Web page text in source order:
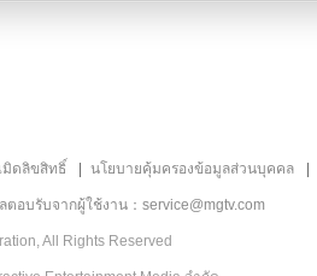
มิดลิขสิทธิ์ นโยบายคุ้มครองข้อมูลส่วนบุคคล
ตอบรับจากผู้ใช้งาน：service@mgtv.com
All Rights Reserved